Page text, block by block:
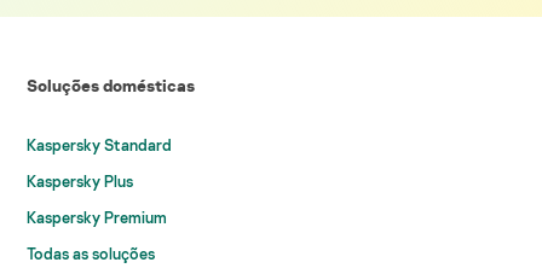
Soluções domésticas
Kaspersky Standard
Kaspersky Plus
Kaspersky Premium
Todas as soluções